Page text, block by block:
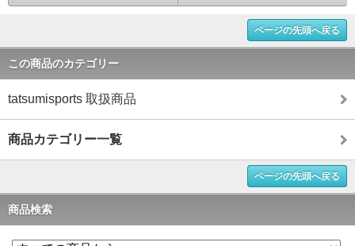
ページの先頭へ戻る
この商品のカテゴリー
tatsumisports 取扱商品
商品カテゴリー一覧
ページの先頭へ戻る
商品検索